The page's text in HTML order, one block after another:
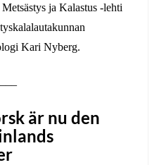
ja Kalastus -lehti
Kari Nyberg.
är nu den